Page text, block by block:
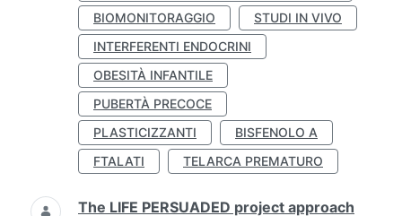
BIOMONITORAGGIO
STUDI IN VIVO
INTERFERENTI ENDOCRINI
OBESITÀ INFANTILE
PUBERTÀ PRECOCE
PLASTICIZZANTI
BISFENOLO A
FTALATI
TELARCA PREMATURO
The LIFE PERSUADED project approach